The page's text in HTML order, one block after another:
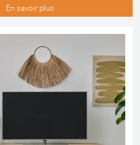
En savoir plus